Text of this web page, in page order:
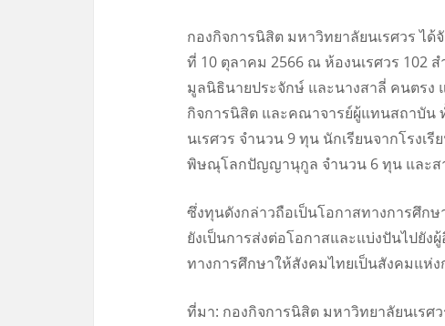
กองกิจการนิสิต มหาวิทยาลัยนเรศวร ไ
ที่ 10 ตุลาคม 2566 ณ ห้องนเรศวร 102
มูลนิธินายประจักษ์ และนางสาลี่ คนตรง
กิจการนิสิต และคณาจารย์ผู้แทนสถาบัน
นเรศวร จำนวน 9 ทุน นักเรียนจากโรง
พิษณุโลกปัญญานุกูล จำนวน 6 ทุน และส
ซึ่งทุนดังกล่าวถือเป็นโอกาสทางการศึก
ยังเป็นการส่งต่อโอกาสและแบ่งปันไปยัง
ทางการศึกษาให้สังคมไทยเป็นสังคมแห่
ที่มา: กองกิจการนิสิต มหาวิทยาลัยนเรศ